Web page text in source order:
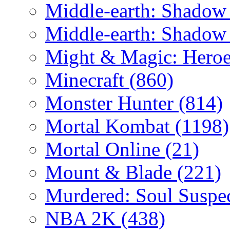
Middle-earth:
Middle-earth:
Might & Magic:
Minecraft (860)
Monster Hunter (814)
Mortal Kombat (1198)
Mortal Online (21)
Mount & Blade (221)
Murdered: Soul
NBA 2K (438)